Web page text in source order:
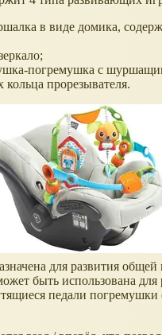
в виде домика,
погремушка с
кольца прорезывателя.
для развития
быть использована для
педали погремушки